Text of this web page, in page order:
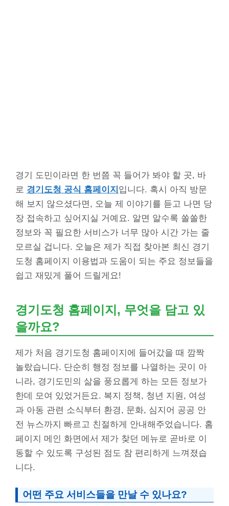
경기 도민이라면 한 번쯤 꼭 들어가 봐야 할 곳, 바
로 경기도청 공식 홈페이지 입니다. 혹시 아직 방문
해 보지 않으셨다면, 오늘 제 이야기를 듣고 나면 당
장 접속하고 싶어지실 거예요. 알면 알수록 쏠쏠한
정보와 꼭 필요한 서비스가 너무 많아 시간 가는 줄
모르실 겁니다. 오늘은 제가 직접 찾아본 최신 경기
도청 홈페이지 이용법과 도움이 되는 주요 정보들을
쉽고 재밌게 풀어 드릴게요!
경기도청 홈페이지, 무엇을 담고 있
을까요?
제가 처음 경기도청 홈페이지에 들어갔을 때 깜짝
놀랐습니다. 단순히 행정 정보를 나열하는 곳이 아
니라, 경기도민의 삶을 풍요롭게 하는 모든 정보가
한데 모여 있었거든요. 복지 정책, 청년 지원, 여성
과 아동 관련 소식부터 환경, 문화, 심지어 공공 안
전 뉴스까지 빠르고 친절하게 안내해주었습니다. 홈
페이지 메인 화면에서 제가 찾던 메뉴로 곧바로 이
동할 수 있도록 구성된 점도 참 편리하게 느껴졌습
니다.
어떤 주요 서비스들을 만날 수 있나요?